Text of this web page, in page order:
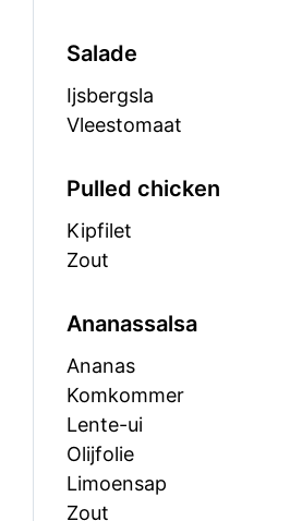
Salade
Ijsbergsla
Vleestomaat
Pulled chicken
Kipfilet
Zout
Ananassalsa
Ananas
Komkommer
Lente-ui
Olijfolie
Limoensap
Zout